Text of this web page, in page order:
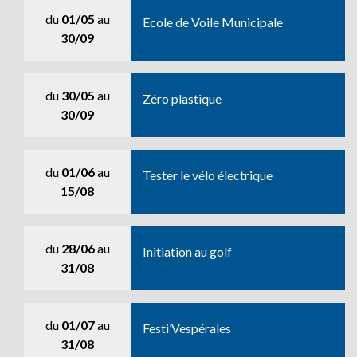
du 01/05 au
30/09
Ecole de Voile Municipale
du 30/05 au
30/09
Zéro plastique
du 01/06au
15/08
Tester le vélo électrique
du 28/06au
31/08
Initiation au golf
du 01/07au
31/08
Festi’Vespérales